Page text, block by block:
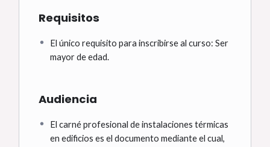
Requisitos
El único requisito para inscribirse al curso: Ser
mayor de edad.
Audiencia
El carné profesional de instalaciones térmicas
en edificios es el documento mediante el cual,